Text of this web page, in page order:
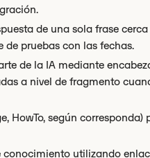
de una sola frase
pruebas con las fechas.
de la IA mediante
a nivel de fragmento
HowTo, según corresponda)
utilizando